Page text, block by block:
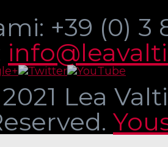
+39 (0) 3
Lea